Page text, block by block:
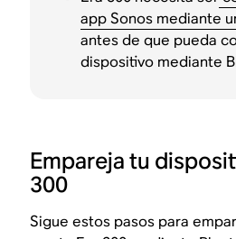
app Sonos mediante
antes de que pueda
dispositivo mediante
Empareja tu
300
Sigue estos pasos para